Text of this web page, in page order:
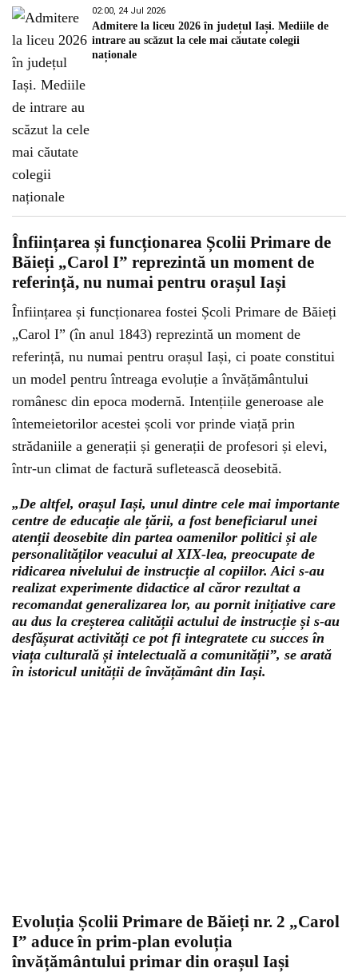
02:00, 24 Jul 2026
Admitere la liceu 2026 în județul Iași. Mediile de
intrare au scăzut la cele mai căutate colegii
naționale
Înființarea și funcționarea Școlii Primare de
Băieți „Carol I” reprezintă un moment de
referință, nu numai pentru orașul Iași
Înființarea și funcționarea fostei Școli Primare de Băieți
„Carol I” (în anul 1843) reprezintă un moment de
referință, nu numai pentru orașul Iași, ci poate constitui
un model pentru întreaga evoluție a învățământului
românesc din epoca modernă. Intențiile generoase ale
întemeietorilor acestei școli vor prinde viață prin
strădaniile a generații și generații de profesori și elevi,
într-un climat de factură sufletească deosebită.
„De altfel, orașul Iași, unul dintre cele mai importante
centre de educație ale țării, a fost beneficiarul unei
atenții deosebite din partea oamenilor politici și ale
personalităților veacului al XIX-lea, preocupate de
ridicarea nivelului de instrucție al copiilor. Aici s-au
realizat experimente didactice al căror rezultat a
recomandat generalizarea lor, au pornit inițiative care
au dus la creșterea calității actului de instrucție și s-au
desfășurat activități ce pot fi integratete cu succes în
viața culturală și intelectuală a comunității”, se arată
în istoricul unității de învățământ din Iași.
Evoluția Școlii Primare de Băieți nr. 2 „Carol
I” aduce în prim-plan evoluția
învățământului primar din orașul Iași